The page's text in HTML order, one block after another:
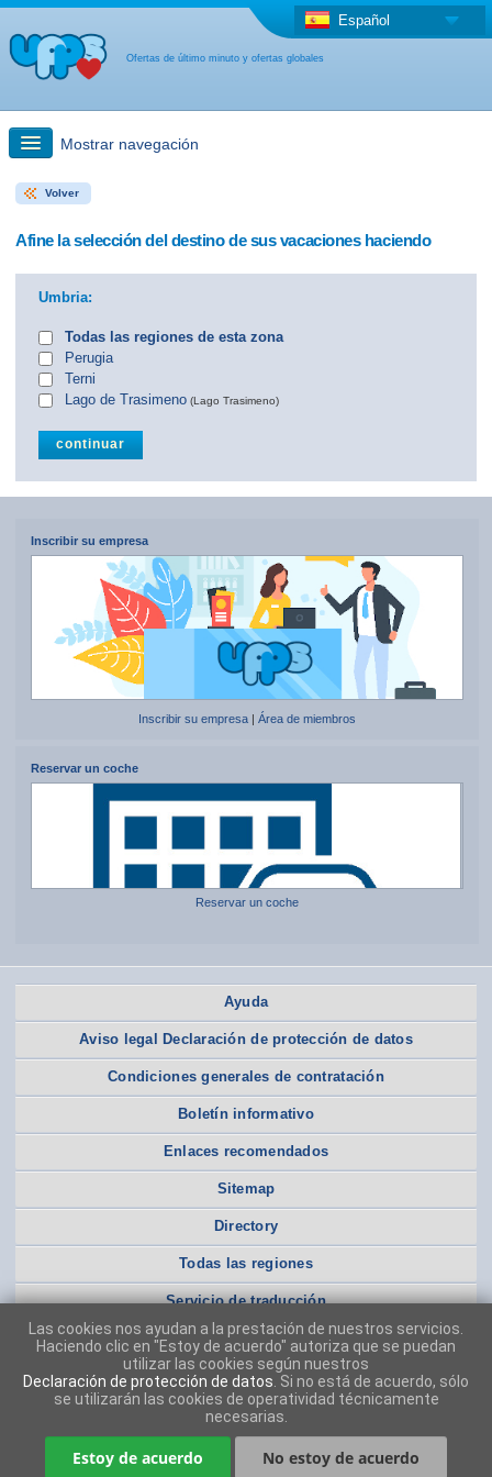
Ofertas de último minuto y ofertas globales
Español
Mostrar navegación
búsqueda rápida
otro país
Volver
Afine la selección del destino de sus vacaciones haciendo
Umbria:
Todas las regiones de esta zona
Perugia
Terni
Lago de Trasimeno (Lago Trasimeno)
Inscribir su empresa
Inscribir su empresa| Área de miembros
Reservar un coche
Reservar un coche
Ayuda
Aviso legal Declaración de protección de datos
Condiciones generales de contratación
Boletín informativo
Enlaces recomendados
Sitemap
Directory
Todas las regiones
Servicio de traducción
Las cookies nos ayudan a la prestación de nuestros servicios.
Haciendo clic en "Estoy de acuerdo" autoriza que se puedan
utilizar las cookies según nuestros
Declaración de protección de datos . Si no está de acuerdo, sólo
se utilizarán las cookies de operatividad técnicamente
necesarias.